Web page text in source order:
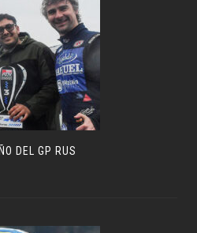
DEL GP RUS